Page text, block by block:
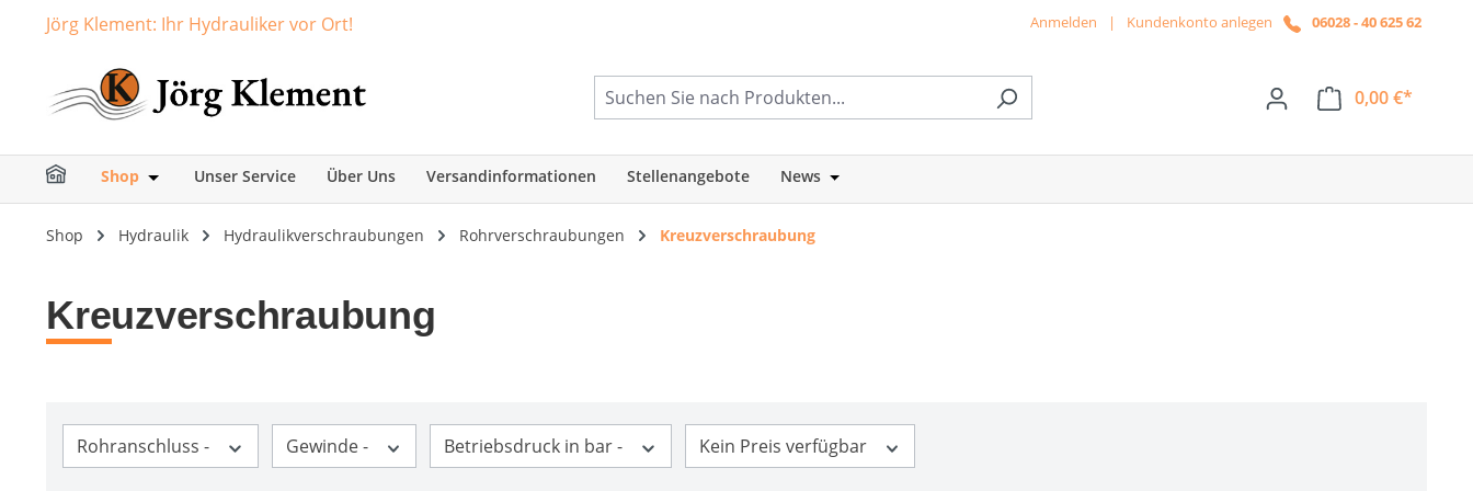
Zur Hauptnavigation springen
Jörg Klement: Ihr Hydrauliker vor Ort! Anmelden | Kundenkonto anlegen 06028 - 40 625 62
0,00 €*
Shop Öffne oder Schließe das Dropdown der Kategorie Shop
Unser Service Über Uns Versandinformationen Stellenangebote News Öffne oder Schließe das Dropdown der Kategorie News
Shop Hydraulik Hydraulikverschraubungen Rohrverschraubungen Kreuzverschraubung
Kreuzverschraubung
Rohranschluss - Gewinde - Betriebsdruck in bar - Kein Preis verfügbar